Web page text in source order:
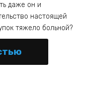
даже он и
настоящей
тяжело больной?